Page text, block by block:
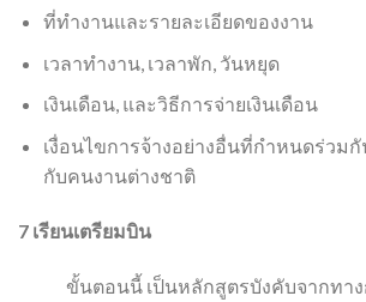
ที่ทำงานและรายละเอียดของงาน
เวลาทำงาน, เวลาพัก, วันหยุด
เงินเดือน, และวิธีการจ่ายเงินเดือน
เงื่อนไขการจ้างอย่างอื่นที่กำหนดร่วม
กับคนงานต่างชาติ
7 เรียนเตรียมบิน
ขั้นตอนนี้ เป็นหลักสูตรบังคับจากทาง